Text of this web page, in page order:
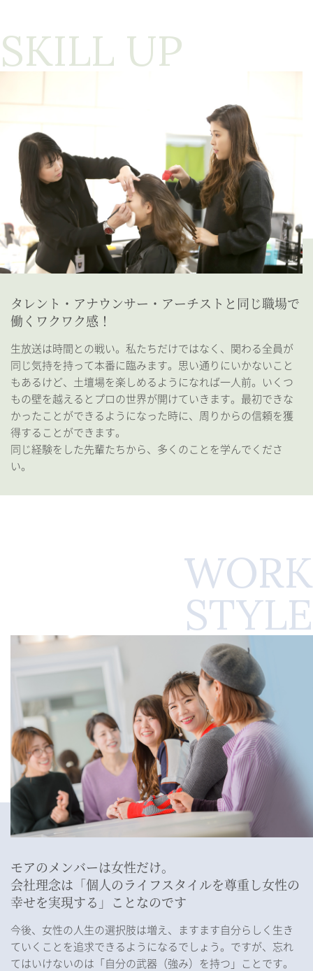
SKILL UP
タレント・アナウンサー・アーチストと 同じ職場で
働くワクワク感！
生放送は時間との戦い。私たちだけではなく、関わる全員が
同じ気持を持って本番に臨みます。思い通りにいかないこと
もあるけど、土壇場を楽しめるようになれば一人前。いくつ
もの壁を越えるとプロの世界が開けていきます。最初できな
かったことができるようになった時に、周りからの信頼を獲
得することができます。
同じ経験をした先輩たちから、多くのことを学んでくださ
い。
WORK
STYLE
モアのメンバーは女性だけ。
会社理念は「個人のライフスタイルを尊重し女性の
幸せを実現する」ことなのです
今後、女性の人生の選択肢は増え、ますます自分らしく生き
ていくことを追求できるようになるでしょう。ですが、忘れ
てはいけないのは「自分の武器（強み）を持つ」ことです。